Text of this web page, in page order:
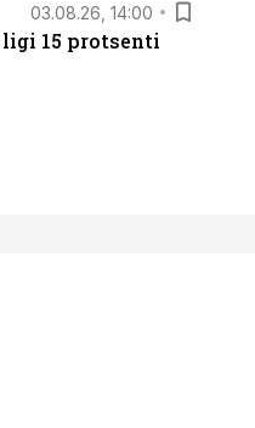
03.08.26, 14:00
15 protsenti